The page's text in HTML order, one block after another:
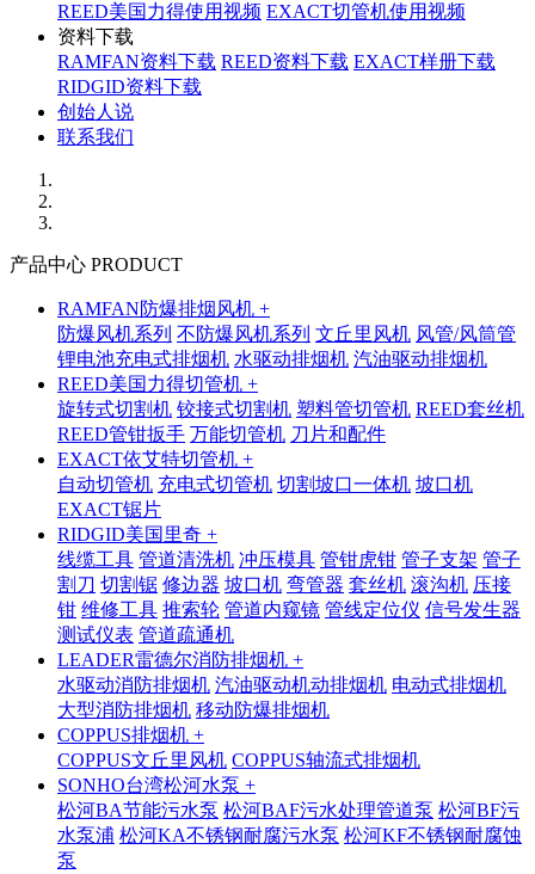
REED美国力得使用视频 EXACT切管机使用视频
资料下载
RAMFAN资料下载 REED资料下载 EXACT样册下载
RIDGID资料下载
创始人说
联系我们
产品中心 PRODUCT
RAMFAN防爆排烟风机 +
防爆风机系列 不防爆风机系列 文丘里风机 风管/风筒管
锂电池充电式排烟机 水驱动排烟机 汽油驱动排烟机
REED美国力得切管机 +
旋转式切割机 铰接式切割机 塑料管切管机 REED套丝机
REED管钳扳手 万能切管机 刀片和配件
EXACT依艾特切管机 +
自动切管机 充电式切管机 切割坡口一体机 坡口机
EXACT锯片
RIDGID美国里奇 +
线缆工具 管道清洗机 冲压模具 管钳虎钳 管子支架 管子
割刀 切割锯 修边器 坡口机 弯管器 套丝机 滚沟机 压接
钳 维修工具 推索轮 管道内窥镜 管线定位仪 信号发生器
测试仪表 管道疏通机
LEADER雷德尔消防排烟机 +
水驱动消防排烟机 汽油驱动机动排烟机 电动式排烟机
大型消防排烟机 移动防爆排烟机
COPPUS排烟机 +
COPPUS文丘里风机 COPPUS轴流式排烟机
SONHO台湾松河水泵 +
松河BA节能污水泵 松河BAF污水处理管道泵 松河BF污
水泵浦 松河KA不锈钢耐腐污水泵 松河KF不锈钢耐腐蚀
泵